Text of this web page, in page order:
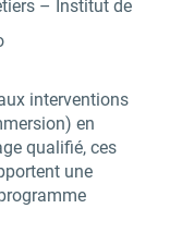
– Institut de
interventions
en
qualifié, ces
une